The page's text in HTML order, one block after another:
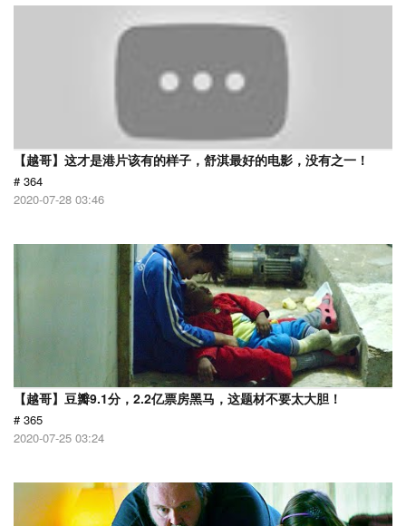
【越哥】这才是港片该有的样子，舒淇最好的电影，没有之一！
# 364
2020-07-28 03:46
【越哥】豆瓣9.1分，2.2亿票房黑马，这题材不要太大胆！
# 365
2020-07-25 03:24